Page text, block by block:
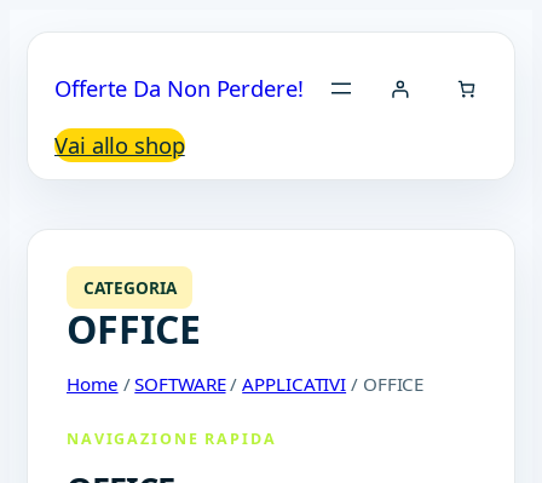
Offerte Da Non Perdere!
Vai allo shop
CATEGORIA
OFFICE
Home /SOFTWARE/APPLICATIVI / OFFICE
NAVIGAZIONE RAPIDA